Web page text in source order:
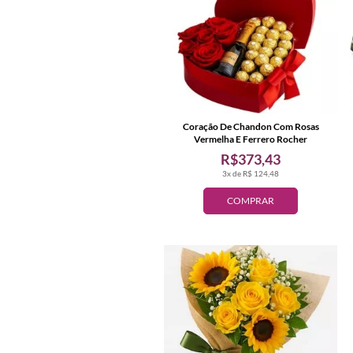
COMPRAR
3x de R$ 124,48
R$373,43
Coração De Chandon Com Rosas
Vermelha E Ferrero Rocher